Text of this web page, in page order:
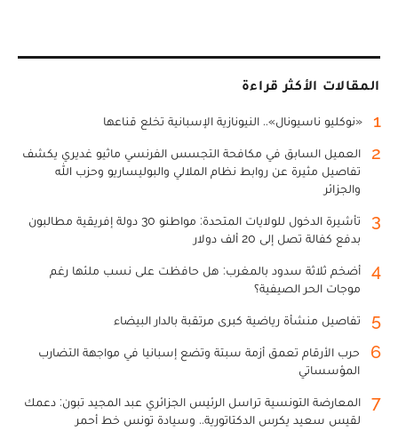
المقالات الأكثر قراءة
1 «نوكليو ناسيونال».. النيونازية الإسبانية تخلع قناعها
2
العميل السابق في مكافحة التجسس الفرنسي ماثيو غديري يكشف
تفاصيل مثيرة عن روابط نظام الملالي والبوليساريو وحزب الله
والجزائر
3
تأشيرة الدخول للولايات المتحدة: مواطنو 30 دولة إفريقية مطالبون
بدفع كفالة تصل إلى 20 ألف دولار
4
أضخم ثلاثة سدود بالمغرب: هل حافظت على نسب ملئها رغم
موجات الحر الصيفية؟
5 تفاصيل منشأة رياضية كبرى مرتقبة بالدار البيضاء
6
حرب الأرقام تعمق أزمة سبتة وتضع إسبانيا في مواجهة التضارب
المؤسساتي
7
المعارضة التونسية تراسل الرئيس الجزائري عبد المجيد تبون: دعمك
لقيس سعيد يكرس الدكتاتورية.. وسيادة تونس خط أحمر